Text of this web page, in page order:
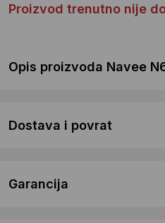
Proizvod trenutno nije
Opis proizvoda Navee
Dostava i povrat
Garancija